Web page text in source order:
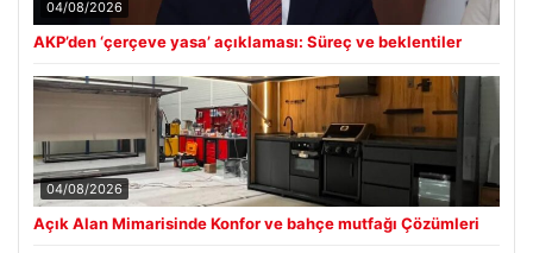
04/08/2026
AKP’den ‘çerçeve yasa’ açıklaması: Süreç ve beklentiler
04/08/2026
Açık Alan Mimarisinde Konfor ve bahçe mutfağı Çözümleri